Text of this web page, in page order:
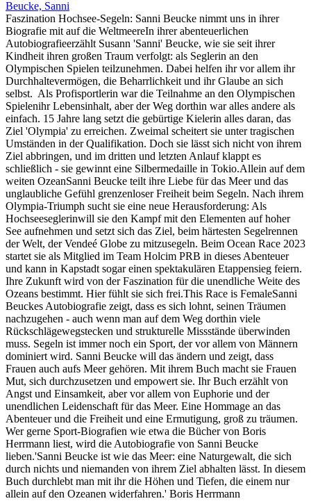
Beucke, Sanni
Faszination Hochsee-Segeln: Sanni Beucke nimmt uns in ihrer
Biografie mit auf die WeltmeereIn ihrer abenteuerlichen
Autobiografieerzählt Susann 'Sanni' Beucke, wie sie seit ihrer
Kindheit ihren großen Traum verfolgt: als Seglerin an den
Olympischen Spielen teilzunehmen. Dabei helfen ihr vor allem ihr
Durchhaltevermögen, die Beharrlichkeit und ihr Glaube an sich
selbst. Als Profisportlerin war die Teilnahme an den Olympischen
Spielenihr Lebensinhalt, aber der Weg dorthin war alles andere als
einfach. 15 Jahre lang setzt die gebürtige Kielerin alles daran, das
Ziel 'Olympia' zu erreichen. Zweimal scheitert sie unter tragischen
Umständen in der Qualifikation. Doch sie lässt sich nicht von ihrem
Ziel abbringen, und im dritten und letzten Anlauf klappt es
schließlich - sie gewinnt eine Silbermedaille in Tokio.Allein auf dem
weiten OzeanSanni Beucke teilt ihre Liebe für das Meer und das
unglaubliche Gefühl grenzenloser Freiheit beim Segeln. Nach ihrem
Olympia-Triumph sucht sie eine neue Herausforderung: Als
Hochseeseglerinwill sie den Kampf mit den Elementen auf hoher
See aufnehmen und setzt sich das Ziel, beim härtesten Segelrennen
der Welt, der Vendeé Globe zu mitzusegeln. Beim Ocean Race 2023
startet sie als Mitglied im Team Holcim PRB in dieses Abenteuer
und kann in Kapstadt sogar einen spektakulären Etappensieg feiern.
Ihre Zukunft wird von der Faszination für die unendliche Weite des
Ozeans bestimmt. Hier fühlt sie sich frei.This Race is FemaleSanni
Beuckes Autobiografie zeigt, dass es sich lohnt, seinen Träumen
nachzugehen - auch wenn man auf dem Weg dorthin viele
Rückschlägewegstecken und strukturelle Missstände überwinden
muss. Segeln ist immer noch ein Sport, der vor allem von Männern
dominiert wird. Sanni Beucke will das ändern und zeigt, dass
Frauen auch aufs Meer gehören. Mit ihrem Buch macht sie Frauen
Mut, sich durchzusetzen und empowert sie. Ihr Buch erzählt von
Angst und Einsamkeit, aber vor allem von Euphorie und der
unendlichen Leidenschaft für das Meer. Eine Hommage an das
Abenteuer und die Freiheit und eine Ermutigung, groß zu träumen.
Wer gerne Sport-Biografien wie etwa die Bücher von Boris
Herrmann liest, wird die Autobiografie von Sanni Beucke
lieben.'Sanni Beucke ist wie das Meer: eine Naturgewalt, die sich
durch nichts und niemanden von ihrem Ziel abhalten lässt. In diesem
Buch durchlebt man mit ihr die Höhen und Tiefen, die einem nur
allein auf den Ozeanen widerfahren.' Boris Herrmann